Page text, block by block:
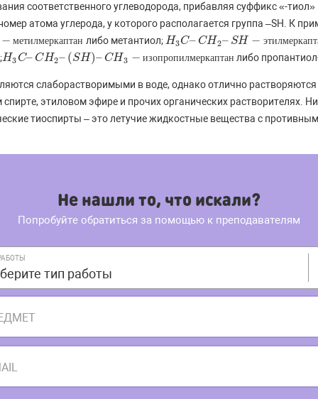
соответственного углеводорода, прибавляя суффикс «-тиол»
атома углерода, у которого располагается группа –SH. К
− метилмеркаптан
ет илмеркаптан либо метантиол;H3C–CH2– SH − этилмеркапт
H3C–CH2–SH−эти лм еркаптан
H3C–CH2– (SH)– CH3 − изопропилмеркаптан
H3C–CH2–(SH ) –CH 3−изопр оп илмеркаптан либо
слаборастворимыми в воде, однако отлично растворяются
спирте, этиловом эфире и прочих органических растворителях.
тиоспирты – это летучие жидкостные вещества с противным
Не нашли то, что искали?
Попробуйте обратиться за помощью к преподавателям
тип работы